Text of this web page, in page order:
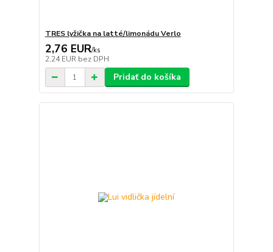
TRES lyžička na latté/limonádu Verlo
2,76 EUR/ks
2,24 EUR bez DPH
Pridať do košíka